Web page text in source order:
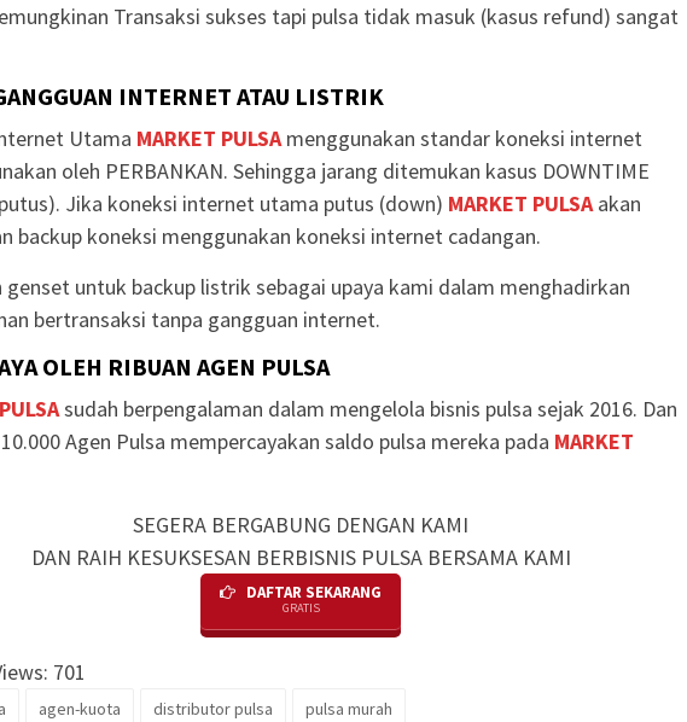
Transaksi sukses tapi pulsa tidak masuk (kasus refund) sangat
INTERNET ATAU LISTRIK
Utama MARKET PULSAmenggunakan standar koneksi internet
oleh PERBANKAN. Sehingga jarang ditemukan kasus DOWNTIME
Jika koneksi internet utama putus (down) MARKET PULSAakan
backup koneksi menggunakan koneksi internet cadangan.
genset untuk backup listrik sebagai upaya kami dalam menghadirkan
bertransaksi tanpa gangguan internet.
OLEH RIBUAN AGEN PULSA
sudah berpengalaman dalam mengelola bisnis pulsa sejak 2016. Dan
Agen Pulsa mempercayakan saldo pulsa mereka pada MARKET
SEGERA BERGABUNG DENGAN KAMI
DAN RAIH KESUKSESAN BERBISNIS PULSA BERSAMA KAMI
DAFTAR SEKARANG
GRATIS
701
agen-kuota distributor pulsa pulsa murah